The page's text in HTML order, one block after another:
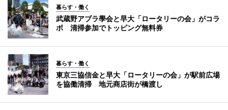
暮らす・働く
武蔵野アブラ學会と早大「ロータリーの会」がコラ
ボ 清掃参加でトッピング無料券
暮らす・働く
東京三協信金と早大「ロータリーの会」が駅前広場
を協働清掃 地元商店街が橋渡し